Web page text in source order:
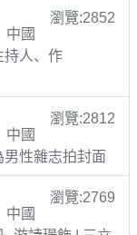
瀏覽:2852
中國
持人、作
瀏覽:2812
中國
性雜志拍封面
瀏覽:2769
中國